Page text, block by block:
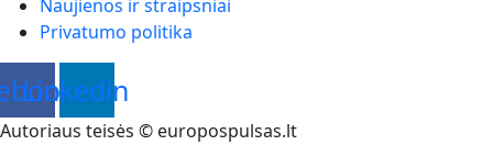
Naujienos ir straipsniai
Privatumo politika
Linkedin
Autoriaus teisės © europospulsas.lt